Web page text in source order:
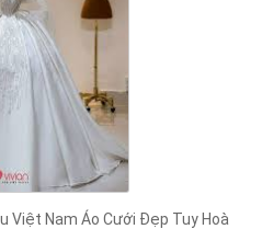
Việt Nam Áo Cưới Đẹp Tuy Hoà